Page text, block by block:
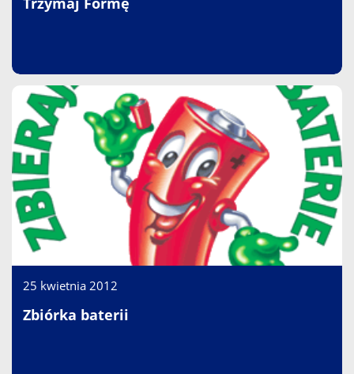
25 kwietnia 2012
Zbiórka baterii